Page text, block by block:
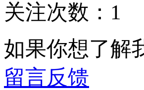
关注次数： 1
如果你想了解
留言反馈